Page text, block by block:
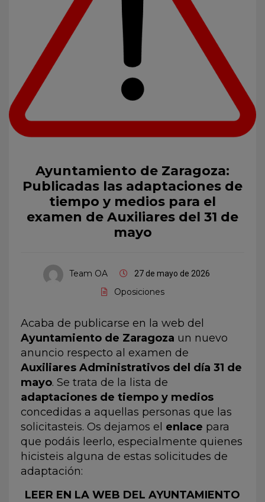
Ayuntamiento de Zaragoza:
Publicadas las adaptaciones de
tiempo y medios para el
examen de Auxiliares del 31 de
mayo
Team OA 27 de mayo de 2026
Oposiciones
Acaba de publicarse en la web del
Ayuntamiento de Zaragoza un nuevo
anuncio respecto al examen de
Auxiliares Administrativos del día 31 de
mayo. Se trata de la lista de
adaptaciones de tiempo y medios
concedidas a aquellas personas que las
solicitasteis. Os dejamos el enlace para
que podáis leerlo, especialmente quienes
hicisteis alguna de estas solicitudes de
adaptación:
LEER EN LA WEB DEL AYUNTAMIENTO